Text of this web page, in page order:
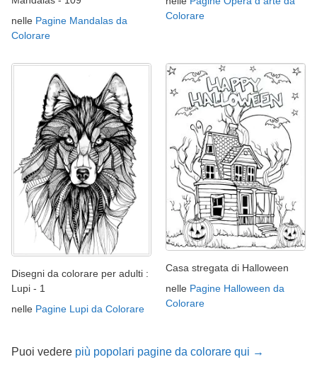
nelle Pagine Mandalas da
Colorare
Colorare
Disegni da colorare per adulti :
Lupi - 1
nelle Pagine Lupi da Colorare
Casa stregata di Halloween
nelle Pagine Halloween da
Colorare
Puoi vedere più popolari pagine da colorare qui →